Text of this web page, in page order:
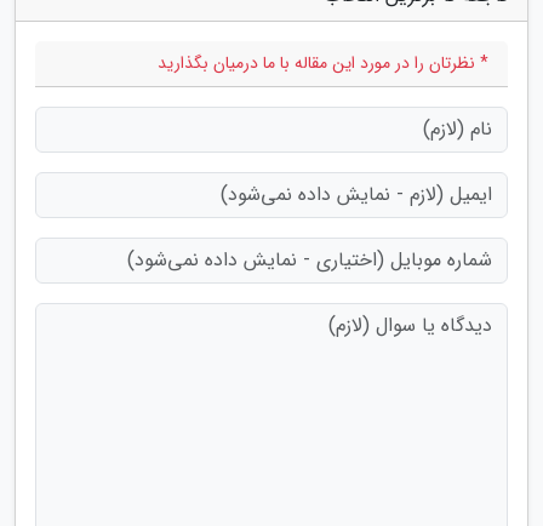
* نظرتان را در مورد این مقاله با ما درمیان بگذارید